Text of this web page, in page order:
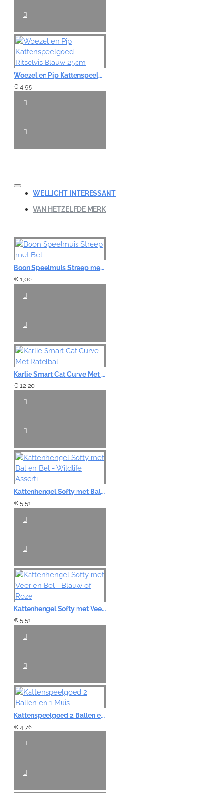
Woezel en Pip Kattenspeelgoed - Ritselvis Blauw 25cm
€ 4,95
WELLICHT INTERESSANT
VAN HETZELFDE MERK
Boon Speelmuis Streep met Bel
€ 1,00
Karlie Smart Cat Curve Met Ratelbal
€ 12,20
Kattenhengel Softy met Bal en Bel - Wildlife Assorti
€ 5,51
Kattenhengel Softy met Veer en Bel - Blauw of Roze
€ 5,51
Kattenspeelgoed 2 Ballen en 1 Muis
€ 4,76